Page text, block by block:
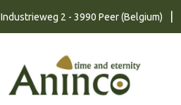
Industrieweg 2 - 3990 Peer (Belgium)